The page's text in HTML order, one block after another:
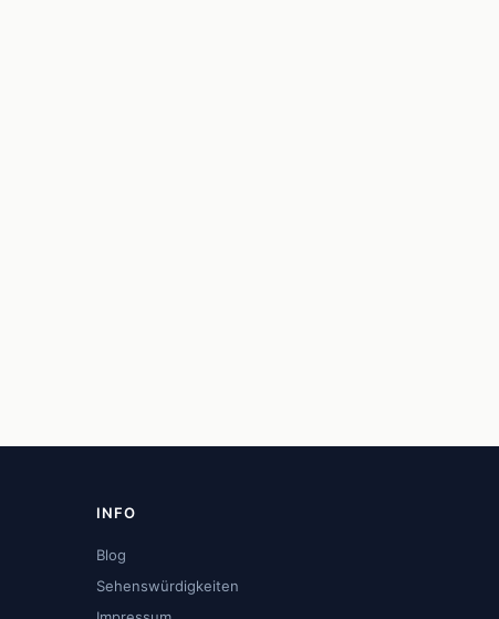
INFO
Blog
Sehenswürdigkeiten